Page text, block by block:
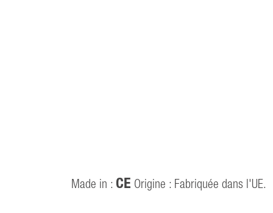
Made in : CE Origine : Fabriquée dans l'UE.